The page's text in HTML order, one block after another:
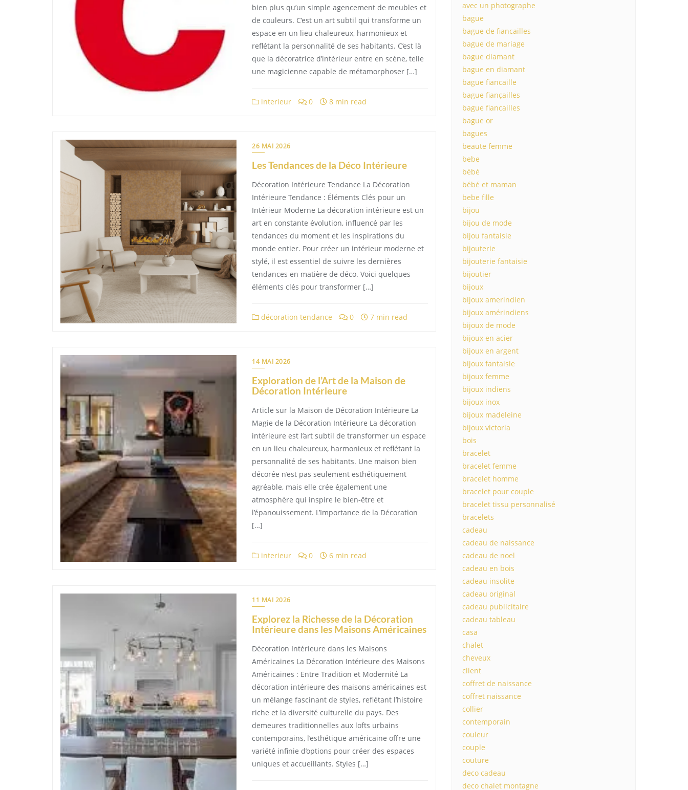
bien plus qu’un simple agencement de meubles et
de couleurs. C’est un art subtil qui transforme un
espace en un lieu chaleureux, harmonieux et
reflétant la personnalité de ses habitants. C’est là
que la décoratrice d’intérieur entre en scène, telle
une magicienne capable de métamorphoser […]
interieur 0 8 min read
26 MAI 2026
Les Tendances de la Déco Intérieure
Décoration Intérieure Tendance La Décoration
Intérieure Tendance : Éléments Clés pour un
Intérieur Moderne La décoration intérieure est un
art en constante évolution, influencé par les
tendances du moment et les inspirations du
monde entier. Pour créer un intérieur moderne et
stylé, il est essentiel de suivre les dernières
tendances en matière de déco. Voici quelques
éléments clés pour transformer […]
décoration tendance 0 7 min read
14 MAI 2026
Exploration de l’Art de la Maison de
Décoration Intérieure
Article sur la Maison de Décoration Intérieure La
Magie de la Décoration Intérieure La décoration
intérieure est l’art subtil de transformer un espace
en un lieu chaleureux, harmonieux et reflétant la
personnalité de ses habitants. Une maison bien
décorée n’est pas seulement esthétiquement
agréable, mais elle crée également une
atmosphère qui inspire le bien-être et
l’épanouissement. L’Importance de la Décoration
[…]
interieur 0 6 min read
11 MAI 2026
Explorez la Richesse de la Décoration
Intérieure dans les Maisons Américaines
Décoration Intérieure dans les Maisons
Américaines La Décoration Intérieure des Maisons
Américaines : Entre Tradition et Modernité La
décoration intérieure des maisons américaines est
un mélange fascinant de styles, reflétant l’histoire
riche et la diversité culturelle du pays. Des
demeures traditionnelles aux lofts urbains
contemporains, l’esthétique américaine offre une
variété infinie d’options pour créer des espaces
uniques et accueillants. Styles […]
avec un photographe
bague
bague de fiancailles
bague de mariage
bague diamant
bague en diamant
bague fiancaille
bague fiançailles
bague fiancailles
bague or
bagues
beaute femme
bebe
bébé
bébé et maman
bebe fille
bijou
bijou de mode
bijou fantaisie
bijouterie
bijouterie fantaisie
bijoutier
bijoux
bijoux amerindien
bijoux amérindiens
bijoux de mode
bijoux en acier
bijoux en argent
bijoux fantaisie
bijoux femme
bijoux indiens
bijoux inox
bijoux madeleine
bijoux victoria
bois
bracelet
bracelet femme
bracelet homme
bracelet pour couple
bracelet tissu personnalisé
bracelets
cadeau
cadeau de naissance
cadeau de noel
cadeau en bois
cadeau insolite
cadeau original
cadeau publicitaire
cadeau tableau
casa
chalet
cheveux
client
coffret de naissance
coffret naissance
collier
contemporain
couleur
couple
couture
deco cadeau
deco chalet montagne